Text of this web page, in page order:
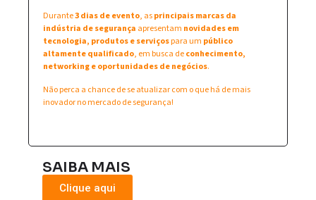
Durante3 dias de evento, asprincipais marcas da
indústria de segurança apresentam novidades em
tecnologia, produtos e serviçospara um público
altamente qualificado, em busca deconhecimento,
networking e oportunidades de negócios.
Não perca a chance de se atualizar com o que há de mais
inovador no mercado de segurança!
SAIBA MAIS
Clique aqui